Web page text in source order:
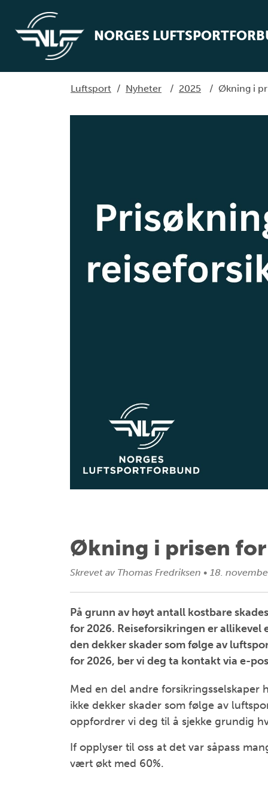
NORGES
Luftsport / Nyheter / 2025 / Økning i
Økning i prisen
Skrevet av Thomas Fredriksen • 18.
På grunn av høyt antall kostbare
for 2026. Reiseforsikringen er
den dekker skader som følge av
for 2026, ber vi deg ta kontakt via e-
Med en del andre
ikke dekker skader som følge av
oppfordrer vi deg til å sjekke grundig
If opplyser til oss at det var såpass
vært økt med 60%.